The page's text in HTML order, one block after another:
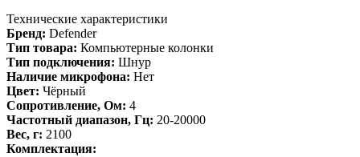
Технические характеристики
Бренд: Defender
Тип товара: Компьютерные колонки
Тип подключения: Шнур
Наличие микрофона: Нет
Цвет: Чёрный
Сопротивление, Ом: 4
Частотный диапазон, Гц: 20-20000
Вес, г: 2100
Комплектация: